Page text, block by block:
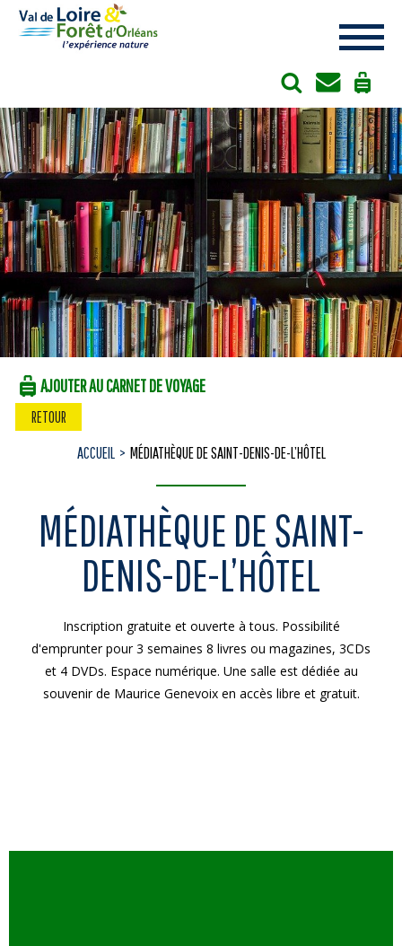
AJOUTER AU CARNET DE VOYAGE
RETOUR
ACCUEIL MÉDIATHÈQUE DE SAINT-DENIS-DE-L’HÔTEL
MÉDIATHÈQUE DE SAINT-
DENIS-DE-L’HÔTEL
Inscription gratuite et ouverte à tous. Possibilité
d'emprunter pour 3 semaines 8 livres ou magazines, 3CDs
et 4 DVDs. Espace numérique. Une salle est dédiée au
souvenir de Maurice Genevoix en accès libre et gratuit.
Cookies management panel